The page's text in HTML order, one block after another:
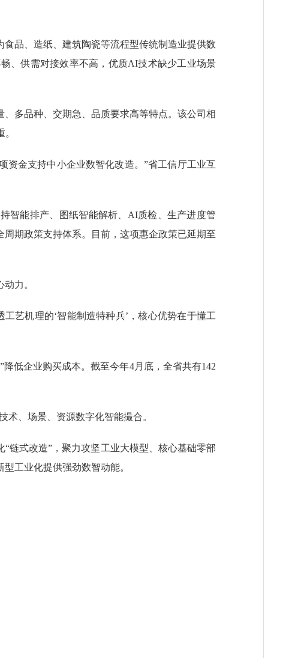
品、造纸、建筑陶瓷等流程型传统制造业提供数
、供需对接效率不高，优质AI技术缺少工业场景
多品种、交期急、品质要求高等特点。该公司相
金支持中小企业数智化改造。”省工信厅工业互
能排产、图纸智能解析、AI质检、生产进度管
期政策支持体系。目前，这项惠企政策已延期至
力。
艺机理的‘智能制造特种兵’，核心优势在于懂工
低企业购买成本。截至今年4月底，全省共有142
、场景、资源数字化智能撮合。
式改造”，聚力攻坚工业大模型、核心基础零部
工业化提供强劲数智动能。